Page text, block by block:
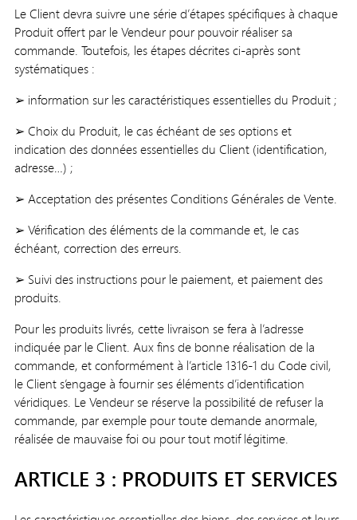
Le Client devra suivre une série d’étapes spécifiques à chaque
Produit offert par le Vendeur pour pouvoir réaliser sa
commande. Toutefois, les étapes décrites ci-après sont
systématiques :
➢ information sur les caractéristiques essentielles du Produit ;
➢ Choix du Produit, le cas échéant de ses options et
indication des données essentielles du Client (identification,
adresse…) ;
➢ Acceptation des présentes Conditions Générales de Vente.
➢ Vérification des éléments de la commande et, le cas
échéant, correction des erreurs.
➢ Suivi des instructions pour le paiement, et paiement des
produits.
Pour les produits livrés, cette livraison se fera à l’adresse
indiquée par le Client. Aux fins de bonne réalisation de la
commande, et conformément à l’article 1316-1 du Code civil,
le Client s’engage à fournir ses éléments d’identification
véridiques. Le Vendeur se réserve la possibilité de refuser la
commande, par exemple pour toute demande anormale,
réalisée de mauvaise foi ou pour tout motif légitime.
ARTICLE 3 : PRODUITS ET SERVICES